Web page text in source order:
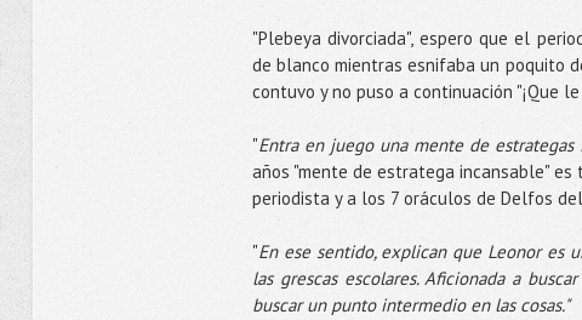
"Plebeya divorciada", espero que el
de blanco mientras esnifaba un poquito
contuvo y no puso a continuación "¡Que
"Entra en juego una mente de estrategas
años "mente de estratega incansable"
periodista y a los 7 oráculos de Delfos
"En ese sentido, explican que Leonor es
las grescas escolares. Aficionada a
buscar un punto intermedio en las cosas."